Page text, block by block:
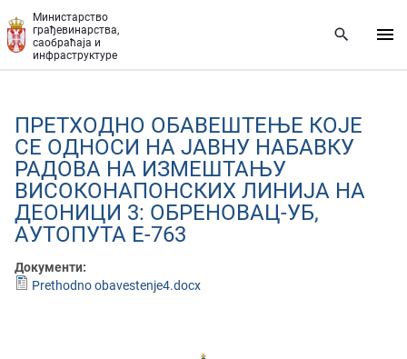
Министарство
грађевинарства,
саобраћаја и
инфраструктуре
ПРЕТХОДНО ОБАВЕШТЕЊЕ КОЈЕ
СЕ ОДНОСИ НА ЈАВНУ НАБАВКУ
РАДОВА НА ИЗМЕШТАЊУ
ВИСОКОНАПОНСКИХ ЛИНИЈА НА
ДЕОНИЦИ 3: ОБРЕНОВАЦ-УБ,
АУТОПУТА Е-763
Документи:
Prethodno obavestenje4.docx